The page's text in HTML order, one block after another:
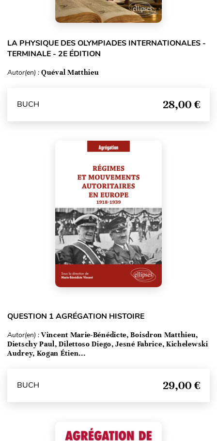
LA PHYSIQUE DES OLYMPIADES INTERNATIONALES -
TERMINALE - 2E ÉDITION
Autor(en) : Quéval Matthieu
BUCH 28,00 €
QUESTION 1 AGRÉGATION HISTOIRE
Autor(en) : Vincent Marie-Bénédicte, Boisdron Matthieu,
Dietschy Paul, Dilettoso Diego, Jesné Fabrice, Kichelewski
Audrey, Kogan Étien...
BUCH 29,00 €